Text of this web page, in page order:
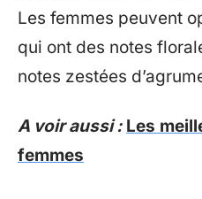
Les femmes peuvent
qui ont des notes
notes zestées
A voir aussi : Les
femmes